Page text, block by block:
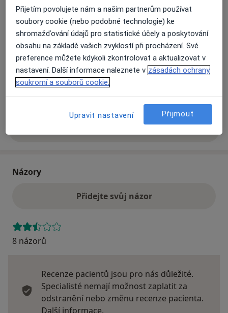
se otevře v nové záložce
Dostupnost
Na této adrese online kalendář není aktivní
Co mám v takové situaci udělat?
Způsoby platby (soukromé návštěvy)
Na teto adrese lékař přijímá pacienty na pojišťovnu
o adrese
Názory
Přidejte svůj názor
8 názorů
Recenze pacientů jsou pro nás důležité.
Specialisté nemají možnost zaplatit za
odstranění nebo změnu recenze pacienta.
Další informace.
Přijetím povolujete nám a našim partnerům používat
soubory cookie (nebo podobné technologie) ke
shromažďování údajů pro statistické účely a poskytování
obsahu na základě vašich zvyklostí při procházení. Své
preference můžete kdykoli zkontrolovat a aktualizovat v
nastavení. Další informace naleznete v zásadách ochrany
soukromí a souborů cookie.
Upravit nastavení Přijmout